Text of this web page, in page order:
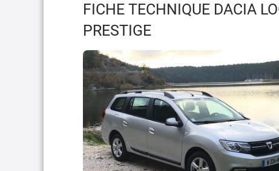
FICHE TECHNIQUE DACIA
PRESTIGE